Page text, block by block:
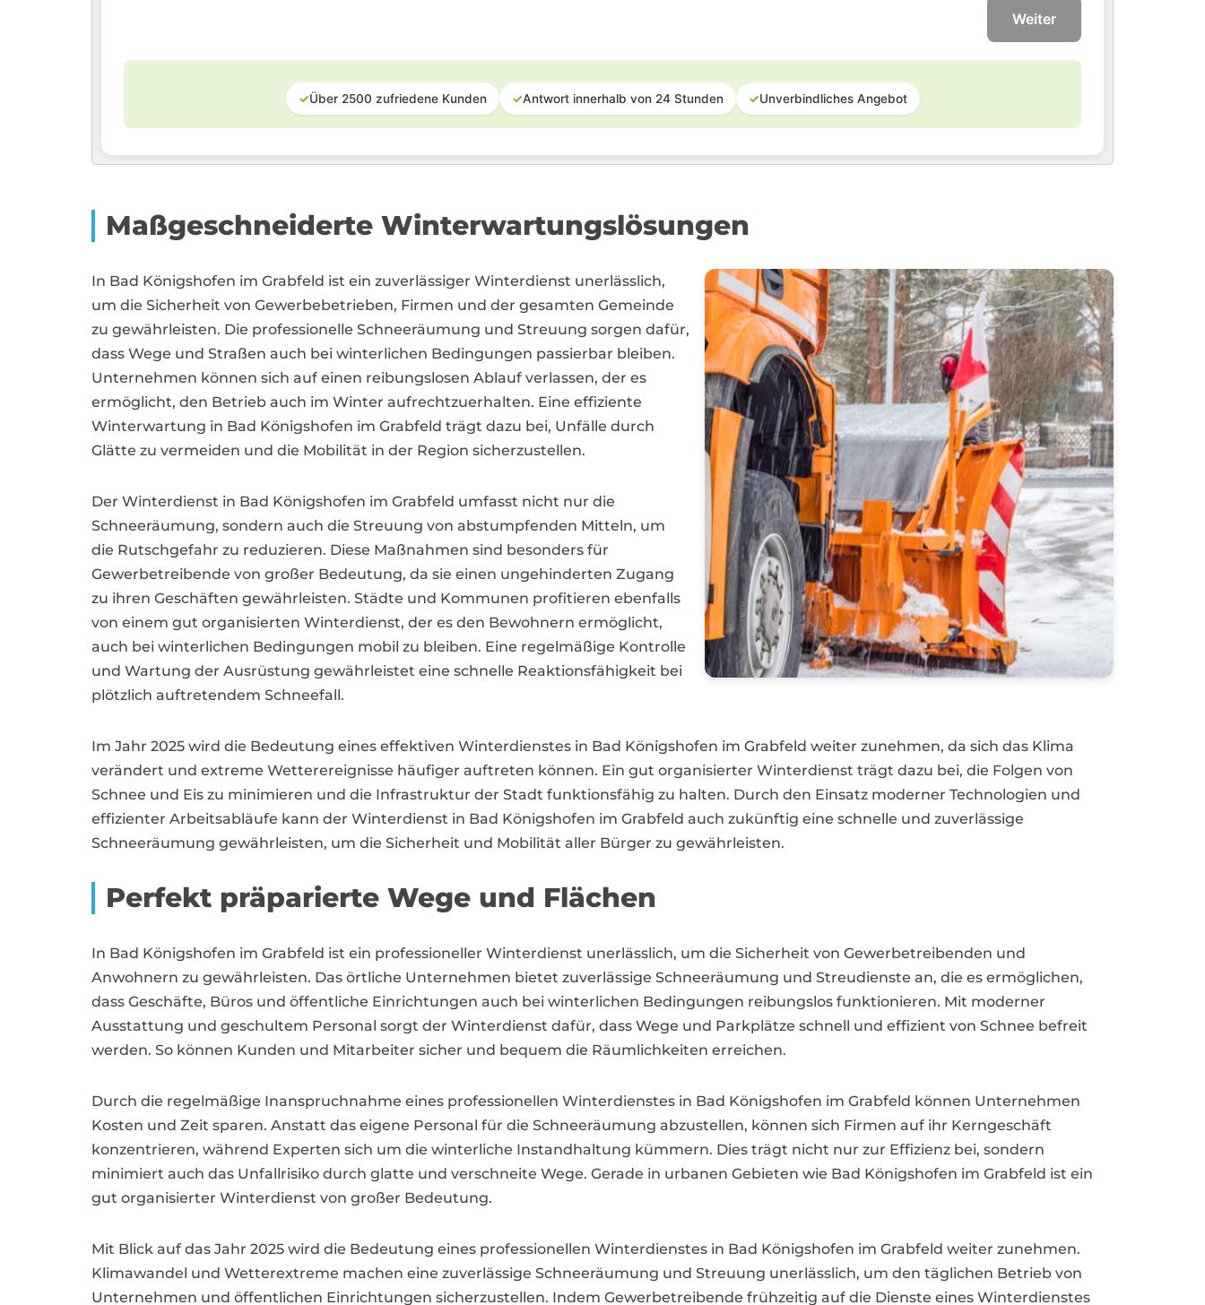
Weiter
✓Über 2500 zufriedene Kunden ✓Antwort innerhalb von 24 Stunden ✓Unverbindliches Angebot
Maßgeschneiderte Winterwartungslösungen
In Bad Königshofen im Grabfeld ist ein zuverlässiger Winterdienst unerlässlich,
um die Sicherheit von Gewerbebetrieben, Firmen und der gesamten Gemeinde
zu gewährleisten. Die professionelle Schneeräumung und Streuung sorgen dafür,
dass Wege und Straßen auch bei winterlichen Bedingungen passierbar bleiben.
Unternehmen können sich auf einen reibungslosen Ablauf verlassen, der es
ermöglicht, den Betrieb auch im Winter aufrechtzuerhalten. Eine effiziente
Winterwartung in Bad Königshofen im Grabfeld trägt dazu bei, Unfälle durch
Glätte zu vermeiden und die Mobilität in der Region sicherzustellen.
Der Winterdienst in Bad Königshofen im Grabfeld umfasst nicht nur die
Schneeräumung, sondern auch die Streuung von abstumpfenden Mitteln, um
die Rutschgefahr zu reduzieren. Diese Maßnahmen sind besonders für
Gewerbetreibende von großer Bedeutung, da sie einen ungehinderten Zugang
zu ihren Geschäften gewährleisten. Städte und Kommunen profitieren ebenfalls
von einem gut organisierten Winterdienst, der es den Bewohnern ermöglicht,
auch bei winterlichen Bedingungen mobil zu bleiben. Eine regelmäßige Kontrolle
und Wartung der Ausrüstung gewährleistet eine schnelle Reaktionsfähigkeit bei
plötzlich auftretendem Schneefall.
Im Jahr 2025 wird die Bedeutung eines effektiven Winterdienstes in Bad Königshofen im Grabfeld weiter zunehmen, da sich das Klima
verändert und extreme Wetterereignisse häufiger auftreten können. Ein gut organisierter Winterdienst trägt dazu bei, die Folgen von
Schnee und Eis zu minimieren und die Infrastruktur der Stadt funktionsfähig zu halten. Durch den Einsatz moderner Technologien und
effizienter Arbeitsabläufe kann der Winterdienst in Bad Königshofen im Grabfeld auch zukünftig eine schnelle und zuverlässige
Schneeräumung gewährleisten, um die Sicherheit und Mobilität aller Bürger zu gewährleisten.
Perfekt präparierte Wege und Flächen
In Bad Königshofen im Grabfeld ist ein professioneller Winterdienst unerlässlich, um die Sicherheit von Gewerbetreibenden und
Anwohnern zu gewährleisten. Das örtliche Unternehmen bietet zuverlässige Schneeräumung und Streudienste an, die es ermöglichen,
dass Geschäfte, Büros und öffentliche Einrichtungen auch bei winterlichen Bedingungen reibungslos funktionieren. Mit moderner
Ausstattung und geschultem Personal sorgt der Winterdienst dafür, dass Wege und Parkplätze schnell und effizient von Schnee befreit
werden. So können Kunden und Mitarbeiter sicher und bequem die Räumlichkeiten erreichen.
Durch die regelmäßige Inanspruchnahme eines professionellen Winterdienstes in Bad Königshofen im Grabfeld können Unternehmen
Kosten und Zeit sparen. Anstatt das eigene Personal für die Schneeräumung abzustellen, können sich Firmen auf ihr Kerngeschäft
konzentrieren, während Experten sich um die winterliche Instandhaltung kümmern. Dies trägt nicht nur zur Effizienz bei, sondern
minimiert auch das Unfallrisiko durch glatte und verschneite Wege. Gerade in urbanen Gebieten wie Bad Königshofen im Grabfeld ist ein
gut organisierter Winterdienst von großer Bedeutung.
Mit Blick auf das Jahr 2025 wird die Bedeutung eines professionellen Winterdienstes in Bad Königshofen im Grabfeld weiter zunehmen.
Klimawandel und Wetterextreme machen eine zuverlässige Schneeräumung und Streuung unerlässlich, um den täglichen Betrieb von
Unternehmen und öffentlichen Einrichtungen sicherzustellen. Indem Gewerbetreibende frühzeitig auf die Dienste eines Winterdienstes